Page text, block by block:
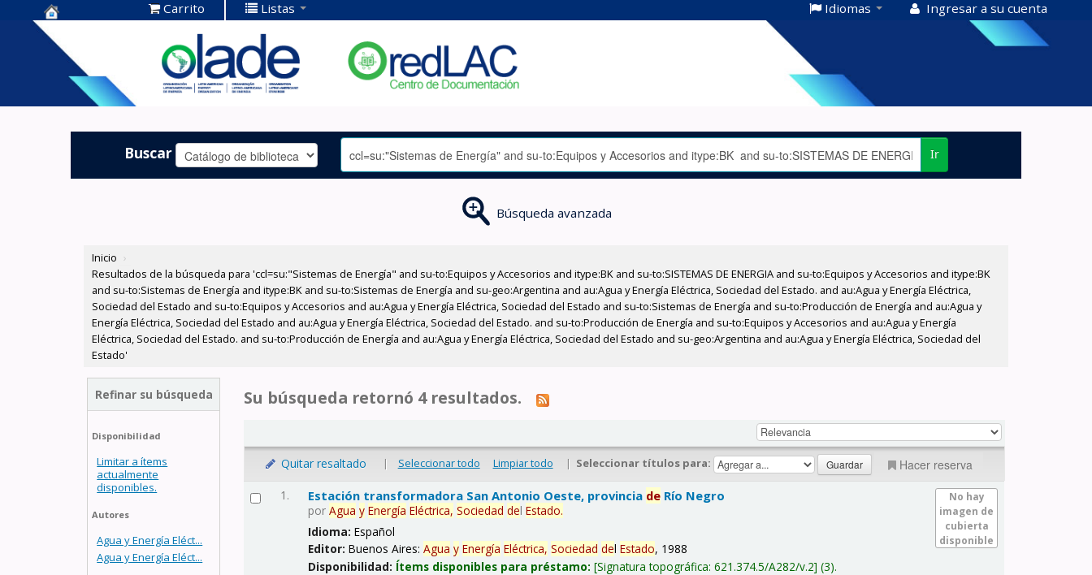
Centro de
Documentación
OLADE -
Carrito Listas Idiomas Ingresar a su cuenta
Buscar Ir
Búsqueda avanzada
Inicio ›
Resultados de la búsqueda para 'ccl=su:"Sistemas de Energía" and su-to:Equipos y Accesorios and itype:BK and su-to:SISTEMAS DE ENERGIA and su-to:Equipos y Accesorios and itype:BK
and su-to:Sistemas de Energía and itype:BK and su-to:Sistemas de Energía and su-geo:Argentina and au:Agua y Energía Eléctrica, Sociedad del Estado. and au:Agua y Energía Eléctrica,
Sociedad del Estado and su-to:Equipos y Accesorios and au:Agua y Energía Eléctrica, Sociedad del Estado and su-to:Sistemas de Energía and su-to:Producción de Energía and au:Agua y
Energía Eléctrica, Sociedad del Estado and au:Agua y Energía Eléctrica, Sociedad del Estado. and su-to:Producción de Energía and su-to:Equipos y Accesorios and au:Agua y Energía
Eléctrica, Sociedad del Estado. and su-to:Producción de Energía and au:Agua y Energía Eléctrica, Sociedad del Estado and su-geo:Argentina and au:Agua y Energía Eléctrica, Sociedad del
Estado'
Refinar su búsqueda
Disponibilidad
Limitar a ítems
actualmente
disponibles.
Autores
Agua y Energía Eléct...
Agua y Energía Eléct...
Su búsqueda retornó 4 resultados.
Quitar resaltado | Seleccionar todo Limpiar todo | Seleccionar títulos para: Hacer reserva
1.
No hay
imagen de
cubierta
disponible
Estación transformadora San Antonio Oeste, provincia de Río Negro
porAgua y Energía Eléctrica, Sociedad delEstado.
Idioma:Español
Editor:Buenos Aires:Agua y Energía Eléctrica, Sociedad delEstado, 1988
Disponibilidad: Ítems disponibles para préstamo: Signatura topográfica:621.374.5/A282/v.2 (3).